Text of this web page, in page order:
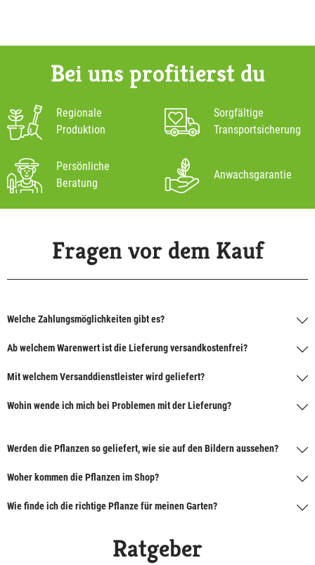
Bei uns profitierst du
Regionale
Produktion
Sorgfältige
Transportsicherung
Persönliche
Beratung
Anwachsgarantie
Fragen vor dem Kauf
Welche Zahlungsmöglichkeiten gibt es?
Ab welchem Warenwert ist die Lieferung versandkostenfrei?
Mit welchem Versanddienstleister wird geliefert?
Wohin wende ich mich bei Problemen mit der Lieferung?
Werden die Pflanzen so geliefert, wie sie auf den Bildern aussehen?
Woher kommen die Pflanzen im Shop?
Wie finde ich die richtige Pflanze für meinen Garten?
Ratgeber